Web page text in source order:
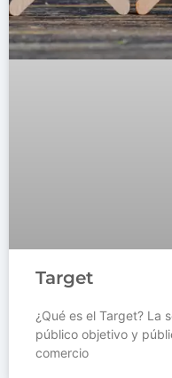
Target
¿Qué es el Target? La
público objetivo y
comercio